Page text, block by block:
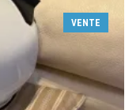
VENTE